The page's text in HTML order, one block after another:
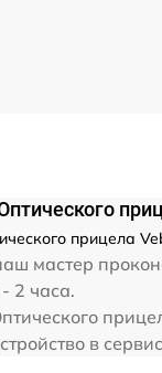
прицела
мастер
2 часа.
в